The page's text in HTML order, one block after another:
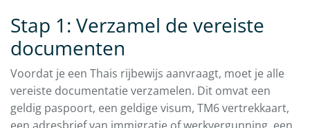
Stap 1: Verzamel de vereiste
documenten
Voordat je een Thais rijbewijs aanvraagt, moet je alle
vereiste documentatie verzamelen. Dit omvat een
geldig paspoort, een geldige visum, TM6 vertrekkaart,